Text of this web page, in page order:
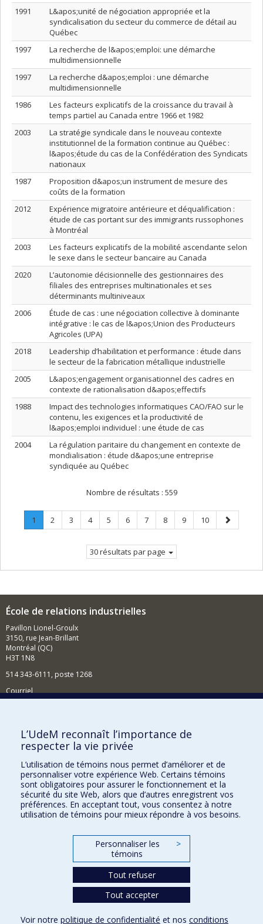
1991
L&apos;unité de négociation appropriée et la
syndicalisation du secteur du commerce de détail au
Québec
1997
La recherche de l&apos;emploi: une démarche
multidimensionnelle
1997
La recherche d&apos;emploi : une démarche
multidimensionnelle
1986
Les facteurs explicatifs de la croissance du travail à
temps partiel au Canada entre 1966 et 1982
2003
La stratégie syndicale dans le nouveau contexte
institutionnel de la formation continue au Québec :
l&apos;étude du cas de la Confédération des Syndicats
nationaux
1987
Proposition d&apos;un instrument de mesure des
coûts de la formation
2012
Expérience migratoire antérieure et déqualification :
étude de cas portant sur des immigrants russophones
à Montréal
2003
Les facteurs explicatifs de la mobilité ascendante selon
le sexe dans le secteur bancaire au Canada
2020
L’autonomie décisionnelle des gestionnaires des
filiales des entreprises multinationales et ses
déterminants multiniveaux
2006
Étude de cas : une négociation collective à dominante
intégrative : le cas de l&apos;Union des Producteurs
Agricoles (UPA)
2018
Leadership d’habilitation et performance : étude dans
le secteur de la fabrication métallique industrielle
2005
L&apos;engagement organisationnel des cadres en
contexte de rationalisation d&apos;effectifs
1988
Impact des technologies informatiques CAO/FAO sur le
contenu, les exigences et la productivité de
l&apos;emploi individuel : une étude de cas
2004
La régulation paritaire du changement en contexte de
mondialisation : étude d&apos;une entreprise
syndiquée au Québec
Nombre de résultats : 559
Page
1
Page
Page
2 Page
3 Page
4 Page
5 Page
6 Page
7 Page
8 Page
9 Page
10
Page
suivante
30 résultats par page
École de relations industrielles
Pavillon Lionel-Groulx
3150, rue Jean-Brillant
Montréal (QC)
H3T 1N8
514 343-6111, poste 1268
Courriel
Comment soutenir l'École?
BESOIN D'AIDE?
Plan du site
Signaler une erreur
Accessibilité
FACULTÉ DES ARTS ET DES SCIENCES
Nos départements et écoles
L’UdeM reconnaît l’importance de
respecter la vie privée
L’utilisation de témoins nous permet d’améliorer et de
personnaliser votre expérience Web. Certains témoins
sont obligatoires pour assurer le fonctionnement et la
sécurité du site Web, alors que d’autres enregistrent vos
préférences. En acceptant tout, vous consentez à notre
utilisation de témoins pour mieux répondre à vos besoins.
Personnaliser les
témoins
>
Tout refuser
Tout accepter
Voir notre politique de confidentialité et nos conditions